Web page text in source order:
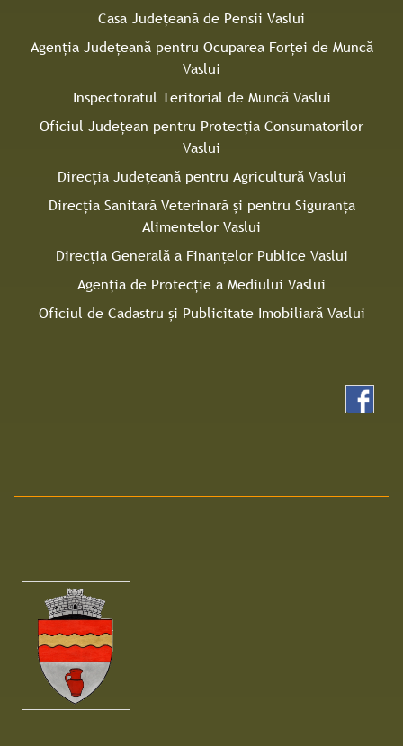
Casa Judeţeană de Pensii Vaslui
Agenţia Judeţeană pentru Ocuparea Forţei de Muncă
Vaslui
Inspectoratul Teritorial de Muncă Vaslui
Oficiul Judeţean pentru Protecţia Consumatorilor
Vaslui
Direcţia Județeană pentru Agricultură Vaslui
Direcţia Sanitară Veterinară şi pentru Siguranţa
Alimentelor Vaslui
Direcţia Generală a Finanţelor Publice Vaslui
Agenţia de Protecţie a Mediului Vaslui
Oficiul de Cadastru și Publicitate Imobiliară Vaslui